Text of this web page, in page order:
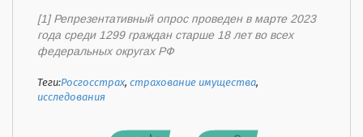
[1] Репрезентативный опрос проведен в марте 2023
года среди 1299 граждан старше 18 лет во всех
федеральных округах РФ
Теги:Росгосстрах,страхование имущества,
исследования